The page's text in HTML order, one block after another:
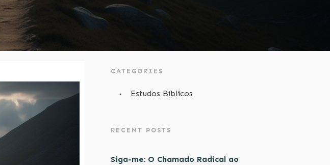
CATEGORIES
Estudos Bíblicos
RECENT POSTS
Siga-me: O Chamado Radical ao